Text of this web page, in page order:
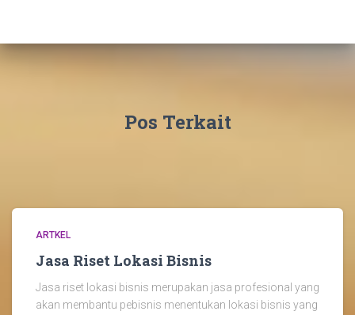
Pos Terkait
ARTKEL
Jasa Riset Lokasi Bisnis
Jasa riset lokasi bisnis merupakan jasa profesional yang
akan membantu pebisnis menentukan lokasi bisnis yang